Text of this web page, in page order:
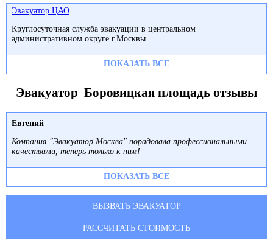
Эвакуатор ЦАО
Круглосуточная служба эвакуации в центральном
административном округе г.Москвы
ПОКАЗАТЬ ВСЕ
Эвакуатор Боровицкая площадь отзывы
Евгений
Компания "Эвакуатор Москва" порадовала профессиональными
качествами, теперь только к ним!
ПОКАЗАТЬ ВСЕ
ВЫЗВАТЬ ЭВАКУАТОР
РАССЧИТАТЬ СТОИМОСТЬ